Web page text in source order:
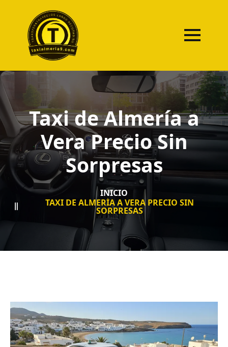
Taxi de Almería a
Vera Precio Sin
Sorpresas
INICIO
TAXI DE ALMERÍA A VERA PRECIO SIN
SORPRESAS